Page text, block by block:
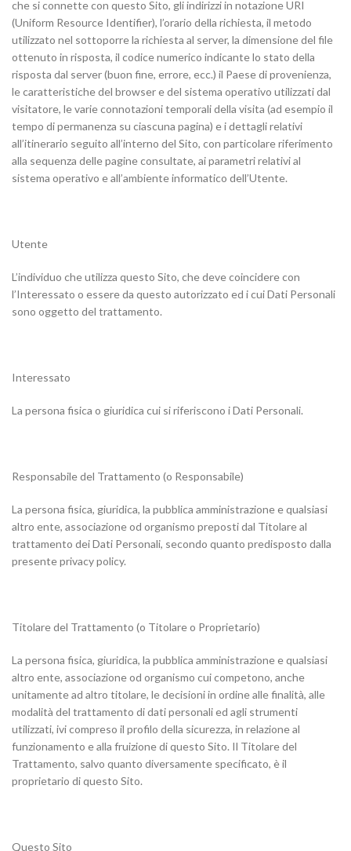
che si connette con questo Sito, gli indirizzi in notazione URI
(Uniform Resource Identifier), l’orario della richiesta, il metodo
utilizzato nel sottoporre la richiesta al server, la dimensione del file
ottenuto in risposta, il codice numerico indicante lo stato della
risposta dal server (buon fine, errore, ecc.) il Paese di provenienza,
le caratteristiche del browser e del sistema operativo utilizzati dal
visitatore, le varie connotazioni temporali della visita (ad esempio il
tempo di permanenza su ciascuna pagina) e i dettagli relativi
all’itinerario seguito all’interno del Sito, con particolare riferimento
alla sequenza delle pagine consultate, ai parametri relativi al
sistema operativo e all’ambiente informatico dell’Utente.
Utente
L’individuo che utilizza questo Sito, che deve coincidere con
l’Interessato o essere da questo autorizzato ed i cui Dati Personali
sono oggetto del trattamento.
Interessato
La persona fisica o giuridica cui si riferiscono i Dati Personali.
Responsabile del Trattamento (o Responsabile)
La persona fisica, giuridica, la pubblica amministrazione e qualsiasi
altro ente, associazione od organismo preposti dal Titolare al
trattamento dei Dati Personali, secondo quanto predisposto dalla
presente privacy policy.
Titolare del Trattamento (o Titolare o Proprietario)
La persona fisica, giuridica, la pubblica amministrazione e qualsiasi
altro ente, associazione od organismo cui competono, anche
unitamente ad altro titolare, le decisioni in ordine alle finalità, alle
modalità del trattamento di dati personali ed agli strumenti
utilizzati, ivi compreso il profilo della sicurezza, in relazione al
funzionamento e alla fruizione di questo Sito. Il Titolare del
Trattamento, salvo quanto diversamente specificato, è il
proprietario di questo Sito.
Questo Sito